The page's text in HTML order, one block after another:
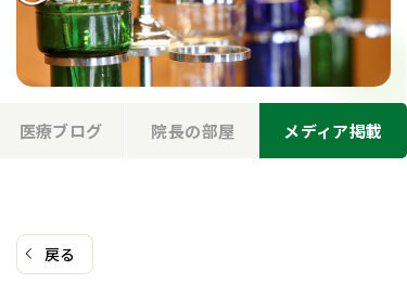
医療ブログ 院長の部屋 メディア掲載
戻る